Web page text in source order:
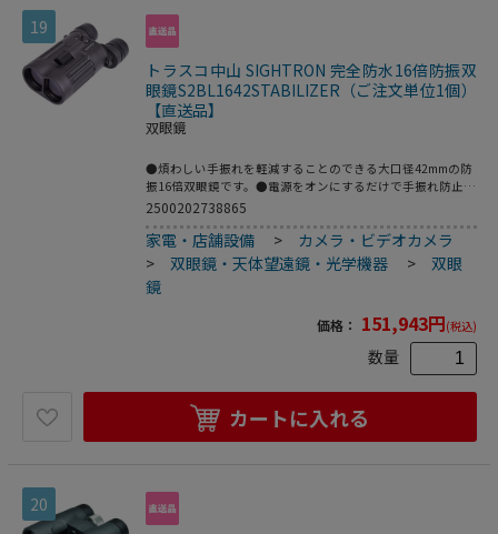
19
トラスコ中山 SIGHTRON 完全防水16倍防振双
眼鏡S2BL1642STABILIZER（ご注文単位1個）
【直送品】
双眼鏡
●煩わしい手振れを軽減することのできる大口径42mmの防
振16倍双眼鏡です。●電源をオンにするだけで手振れ防止機
能が働き、手振れを気にすることなくご覧いただけます。●
レンズには全面マルチコートを施すことで明るくクリアな視
界を実現します。●手になじむエラストマー外装の採用によ
り双眼鏡をしっかりとホールドでき、さらに、ツイストアッ
プ式ゴム見口は目に当てた際に心地よい使用感を提供、長時
間の観測にも疲れにくくなっています。●バードウォッチン
観戦まで幅広くお使いいただけます。●遠くにある対象物を
大きく見るときに。●人や動物、他対象物の監視に。●遠く
にある対象物の確認に。●倍率(倍)：16●レンズ寸法
イレリーフ(mm)：14●高さ(mm)：70●プリズム：ダハプリ
ズム●コーティング：フルマルチコート●ひとみ径：
ス、アルミダイキャスト、エラストマー樹脂●本体、レンズ
キャップ、ケース、レンズクロス、取扱説明書●失明の恐れ
があるため、絶対に太陽を見ないでください。
2500202738865
家電・店舗設備 > カメラ・ビデオカメラ
>双眼鏡・天体望遠鏡・光学機器 >双眼
鏡
価格： 151,943円(税込)
数量
カートに入れる
20